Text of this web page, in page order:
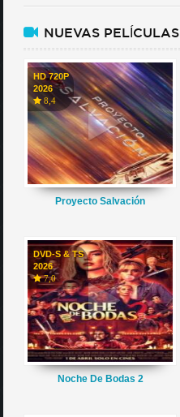
NUEVAS PELÍCULAS
HD 720P
2026
8,4
Proyecto Salvación
DVD-S & TS
2026
7,0
Noche De Bodas 2